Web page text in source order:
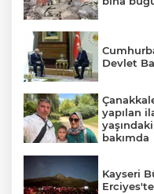
Devlet
yapılan
bakımda
Kayseri